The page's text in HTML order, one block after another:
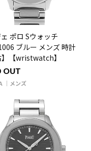
ポロ Sウォッチ
ブルー メンズ 時計
】【wristwatch】
OUT
メンズ